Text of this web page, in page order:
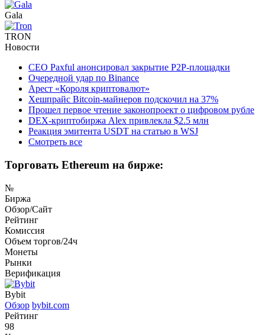
Gala
TRON
Новости
CEO Paxful анонсировал закрытие P2P-площадки
Очередной удар по Binance
Арест «Короля криптовалют»
Хешпрайс Bitcoin-майнеров подскочил на 37%
Прошел первое чтение законопроект о цифровом рубле
DEX-криптобиржа Alex привлекла $2.5 млн
Реакция эмитента USDT на статью в WSJ
Смотреть все
Торговать Ethereum на бирже:
№
Биржа
Обзор/Сайт
Рейтинг
Комиссия
Объем торгов/24ч
Монеты
Рынки
Верификация
Bybit
Обзор bybit.com
Рейтинг
98